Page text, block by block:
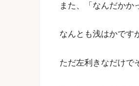
また、「なんだかか
なんとも浅はかです
ただ左利きなだけで